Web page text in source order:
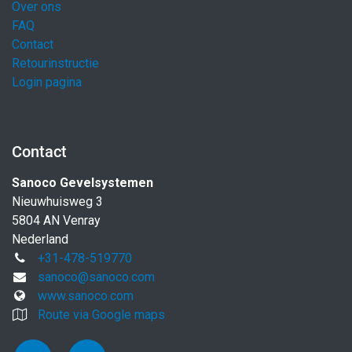
Over ons
FAQ
Contact
Retourinstructie
Login pagina
Contact
Sanoco Gevelsystemen
Nieuwhuisweg 3
5804 AN Venray
Nederland
+31-478-519770
sanoco@sanoco.com
www.sanoco.com
Route via Google maps